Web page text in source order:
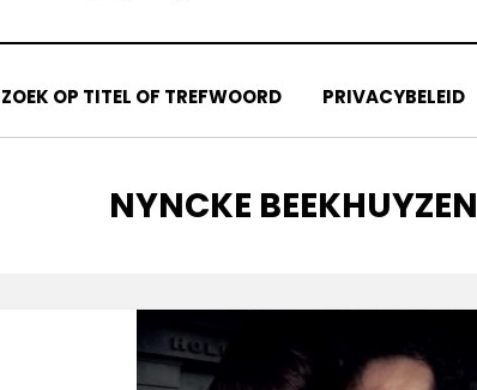
ZOEK OP TITEL OF TREFWOORD PRIVACYBELEID
TAG
:
NYNCKE BEEKHUYZEN